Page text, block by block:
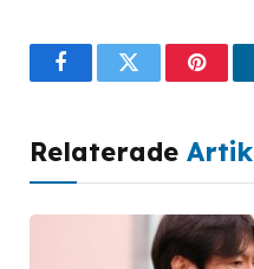
FacebookTwitter
Relaterade